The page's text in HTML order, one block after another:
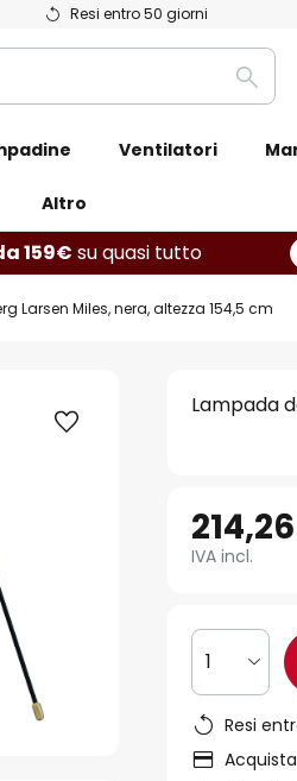
Resi entro 50 giorni
Ventilatori
Altro
159€ su quasi tutto
Larsen Miles, nera, altezza 154,5 cm
Lampada
IVA incl.
1
Resi